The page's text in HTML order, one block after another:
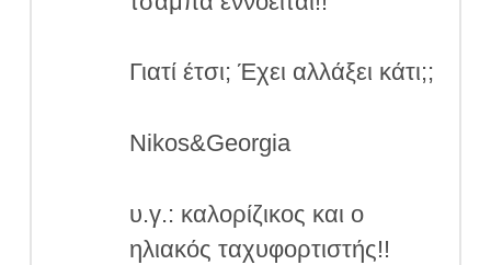
Γιατί έτσι; Έχει αλλάξει κάτι;;
Nikos&Georgia
υ.γ.: καλορίζικος και ο
ηλιακός ταχυφορτιστής!!